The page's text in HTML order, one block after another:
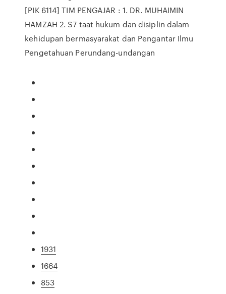
[PIK 6114] TIM PENGAJAR : 1. DR. MUHAIMIN
HAMZAH 2. S7 taat hukum dan disiplin dalam
kehidupan bermasyarakat dan Pengantar Ilmu
Pengetahuan Perundang-undangan
1931
1664
853